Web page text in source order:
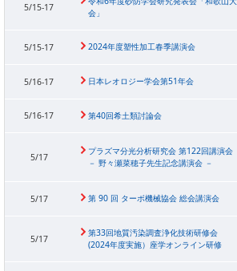
5/15-17
会」
5/15-17 2024年度塑性加工春季講演会
5/16-17 日本レオロジー学会第51年会
5/16-17 第40回希土類討論会
5/17
プラズマ分光分析研究会 第122回講演会
－ 野々瀬菜穂子先生記念講演会 －
5/17 第 90 回 ターボ機械協会 総会講演会
5/17
第33回地質汚染調査浄化技術研修会
(2024年度実施）座学オンライン研修